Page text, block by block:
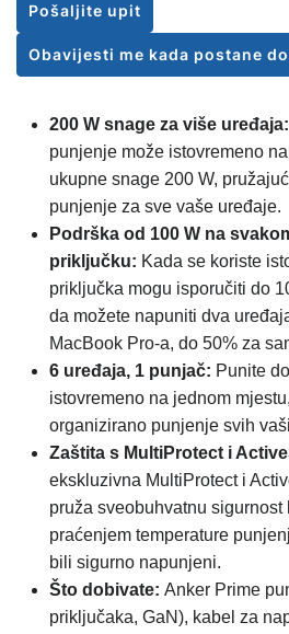
200 W snage za više uređaja:
punjenje može istovremeno
ukupne snage 200 W,
punjenje za sve vaše uređaje.
Podrška od 100 W na
priključku: Kada se koriste
priključka mogu isporučiti do
da možete napuniti dva
MacBook Pro-a, do 50% za
6 uređaja, 1 punjač: Punite
istovremeno na jednom
organizirano punjenje svih
Zaštita s MultiProtect i
ekskluzivna MultiProtect i
pruža sveobuhvatnu sigurnost
praćenjem temperature
bili sigurno napunjeni.
Što dobivate: Anker Prime
priključaka, GaN), kabel za
Pošaljite upit
Obavijesti me kada postane